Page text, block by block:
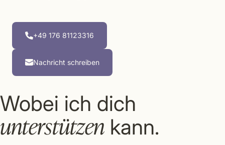
+49 176 81123316
Nachricht schreiben
Wobei ich dich
unterstützen kann.